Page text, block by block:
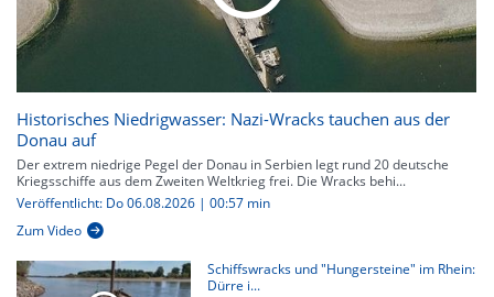
Historisches Niedrigwasser: Nazi-Wracks tauchen aus der
Donau auf
Der extrem niedrige Pegel der Donau in Serbien legt rund 20 deutsche
Kriegsschiffe aus dem Zweiten Weltkrieg frei. Die Wracks behi...
Veröffentlicht: Do 06.08.2026 | 00:57 min
Zum Video
Schiffswracks und "Hungersteine" im Rhein:
Dürre i...